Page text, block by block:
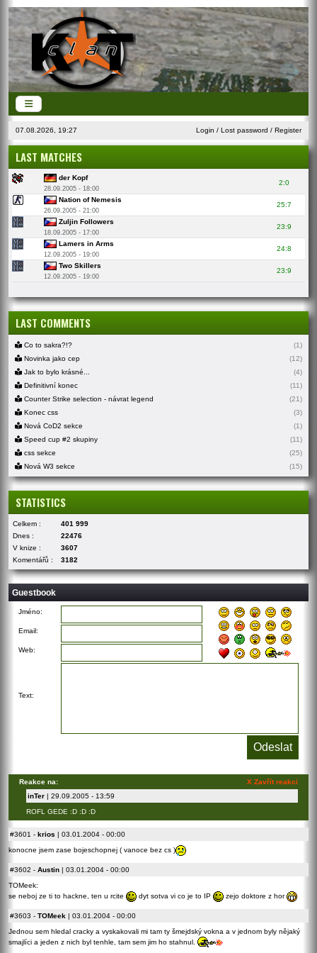
07.08.2026, 19:27 Login / Lost password / Register
LAST MATCHES
der Kopf
28.09.2005 - 18:00
2:0
Nation of Nemesis
26.09.2005 - 21:00
25:7
Zuljin Followers
18.09.2005 - 17:00
23:9
Lamers in Arms
12.09.2005 - 19:00
24:8
Two Skillers
12.09.2005 - 19:00
23:9
LAST COMMENTS
Co to sakra?!?
(1)
Novinka jako cep
(12)
Jak to bylo krásné...
(4)
Definitivní konec
(11)
Counter Strike selection - návrat legend
(21)
Konec css
(3)
Nová CoD2 sekce
(1)
Speed cup #2 skupiny
(11)
css sekce
(25)
Nová W3 sekce
(15)
STATISTICS
Celkem :
401 999
Dnes :
22476
V knize :
3607
Komentářů :
3182
Guestbook
Jméno:
Email:
Web:
Text:
X Zavřít reakci
Reakce na:
inTer | 29.09.2005 - 13:59
ROFL GEDE :D :D :D
#3601 - krios | 03.01.2004 - 00:00
konocne jsem zase bojeschopnej ( vanoce bez cs )
#3602 - Austin | 03.01.2004 - 00:00
TOMeek:
se neboj ze ti to hackne, ten u rcite
dyt sotva vi co je to IP zejo doktore z hor
#3603 - TOMeek | 03.01.2004 - 00:00
Jednou sem hledal cracky a vyskakovali mi tam ty šmejdský vokna a v jednom byly nějaký
smajlíci a jeden z nich byl tenhle, tam sem jim ho stahnul.